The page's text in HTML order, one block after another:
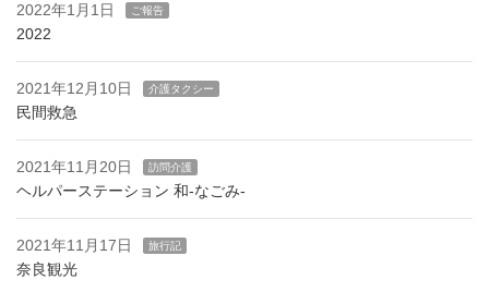
2022年1月1日 ご報告
2022
2021年12月10日 介護タクシー
民間救急
2021年11月20日 訪問介護
ヘルパーステーション 和-なごみ-
2021年11月17日 旅行記
奈良観光